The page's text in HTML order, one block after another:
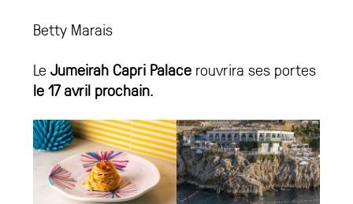
Betty Marais
LeJumeirah Capri Palace rouvrira ses portes
le 17 avril prochain.